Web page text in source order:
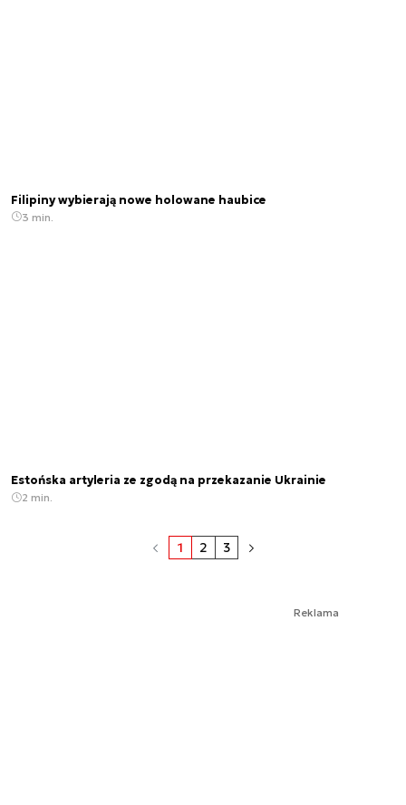
Filipiny wybierają nowe holowane haubice
3 min.
Estońska artyleria ze zgodą na przekazanie Ukrainie
2 min.
1 2 3
Reklama